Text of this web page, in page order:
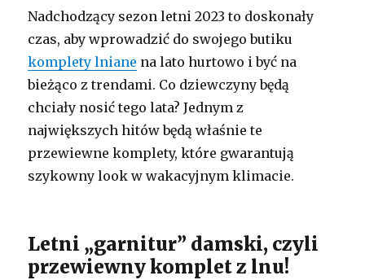
Nadchodzący sezon letni 2023 to doskonały
czas, aby wprowadzić do swojego butiku
komplety lniane na lato hurtowo i być na
bieżąco z trendami. Co dziewczyny będą
chciały nosić tego lata? Jednym z
największych hitów będą właśnie te
przewiewne komplety, które gwarantują
szykowny look w wakacyjnym klimacie.
Letni „garnitur” damski, czyli
przewiewny komplet z lnu!